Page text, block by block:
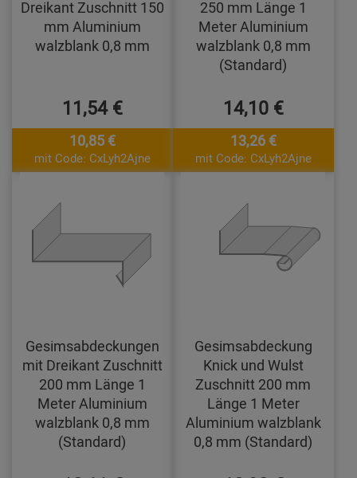
Dreikant Zuschnitt 150
mm Aluminium
walzblank 0,8 mm
11,54 €
10,85 €
mit Code: CxLyh2Ajne
250 mm Länge 1
Meter Aluminium
walzblank 0,8 mm
(Standard)
14,10 €
13,26 €
mit Code: CxLyh2Ajne
Gesimsabdeckungen
mit Dreikant Zuschnitt
200 mm Länge 1
Meter Aluminium
walzblank 0,8 mm
(Standard)
Gesimsabdeckung
Knick und Wulst
Zuschnitt 200 mm
Länge 1 Meter
Aluminium walzblank
0,8 mm (Standard)